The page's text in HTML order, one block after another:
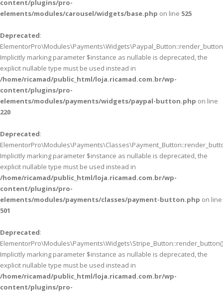
content/plugins/pro-
elements/modules/carousel/widgets/base.php on line 525
Deprecated:
Implicitly marking parameter $instance as nullable is deprecated, the
explicit nullable type must be used instead in
/home/ricamad/public_html/loja.ricamad.com.br/wp-
content/plugins/pro-
elements/modules/payments/widgets/paypal-button.php on line
220
Deprecated:
Implicitly marking parameter $instance as nullable is deprecated, the
explicit nullable type must be used instead in
/home/ricamad/public_html/loja.ricamad.com.br/wp-
content/plugins/pro-
elements/modules/payments/classes/payment-button.php on line
501
Deprecated:
Implicitly marking parameter $instance as nullable is deprecated, the
explicit nullable type must be used instead in
/home/ricamad/public_html/loja.ricamad.com.br/wp-
content/plugins/pro-